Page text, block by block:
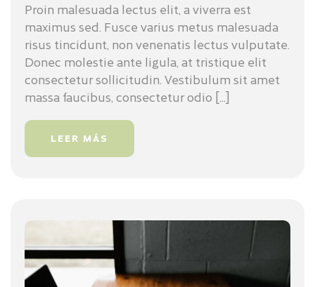
Proin malesuada lectus elit, a viverra est
maximus sed. Fusce varius metus malesuada
risus tincidunt, non venenatis lectus vulputate.
Donec molestie ante ligula, at tristique elit
consectetur sollicitudin. Vestibulum sit amet
massa faucibus, consectetur odio [...]
LEER MÁS